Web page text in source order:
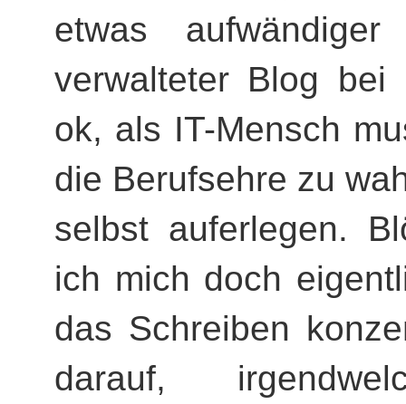
etwas
verwalteter Blog bei
ok, als IT-Mensch
die Berufsehre zu
selbst auferlegen.
ich mich doch
das Schreiben
darauf,